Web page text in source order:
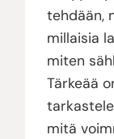
tehdään,
millaisia
miten
Tärkeää
mitä